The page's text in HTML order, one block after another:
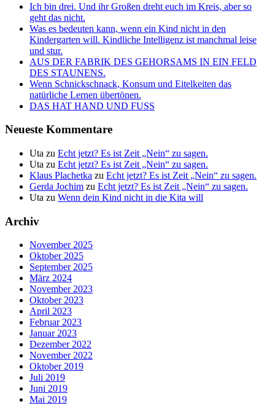
Ich bin drei. Und ihr Großen dreht euch im Kreis, aber so
geht das nicht.
Was es bedeuten kann, wenn ein Kind nicht in den
Kindergarten will. Kindliche Intelligenz ist manchmal leise
und stur.
AUS DER FABRIK DES GEHORSAMS IN EIN FELD
DES STAUNENS.
Wenn Schnickschnack, Konsum und Eitelkeiten das
natürliche Lernen übertönen.
DAS HAT HAND UND FUSS
Neueste Kommentare
Uta zu Echt jetzt? Es ist Zeit „Nein“ zu sagen.
Uta zu Echt jetzt? Es ist Zeit „Nein“ zu sagen.
Klaus Plachetka zu Echt jetzt? Es ist Zeit „Nein“ zu sagen.
Gerda Jochim zu Echt jetzt? Es ist Zeit „Nein“ zu sagen.
Uta zu Wenn dein Kind nicht in die Kita will
Archiv
November 2025
Oktober 2025
September 2025
März 2024
November 2023
Oktober 2023
April 2023
Februar 2023
Januar 2023
Dezember 2022
November 2022
Oktober 2019
Juli 2019
Juni 2019
Mai 2019